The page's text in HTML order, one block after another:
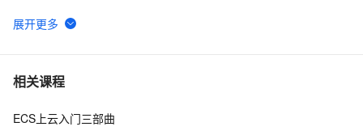
6
CentOS-7.2部署DNS域名解析服务器并进行相关配置测
7 报道称黑客利用微软IIS安全漏洞 入侵大学服务器
8 阿里云2核4G配置服务器可选实例及收费价格参考
相关课程
ECS上云入门三部曲